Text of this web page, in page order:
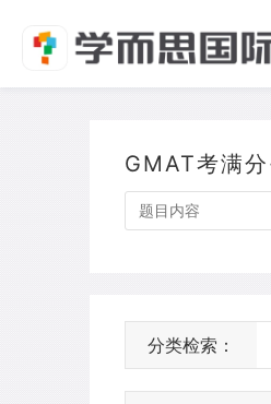
GMAT考满分
分类检索：